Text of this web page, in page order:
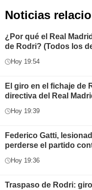
Noticias
¿Por qué el Real
de Rodri? (Todos los
Hoy 19:54
El giro en el fichaje de
directiva del Real
Hoy 19:39
Federico Gatti,
perderse el partido
Hoy 19:36
Traspaso de Rodri: